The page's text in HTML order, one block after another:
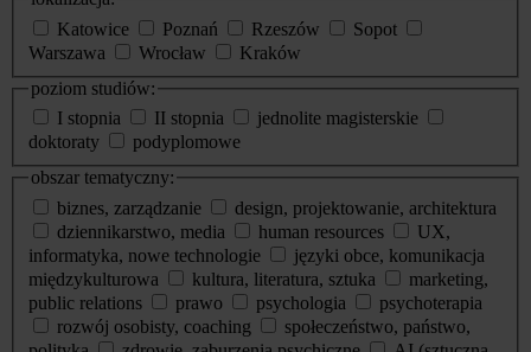
Katowice
Poznań Rzeszów
Sopot
Warszawa
Wrocław
Kraków
poziom studiów:
I stopnia
II stopnia
jednolite magisterskie
doktoraty
podyplomowe
obszar tematyczny:
biznes, zarządzanie
design, projektowanie, architektura
dziennikarstwo, media
human resources
UX,
informatyka, nowe technologie
języki obce, komunikacja
międzykulturowa
kultura, literatura, sztuka
marketing,
public relations
prawo psychologia
psychoterapia
rozwój osobisty, coaching
społeczeństwo, państwo,